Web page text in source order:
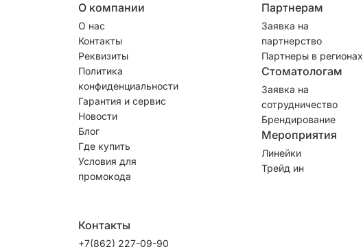
О компании
О нас
Контакты
Реквизиты
Политика
конфиденциальности
Гарантия и сервис
Новости
Блог
Где купить
Условия для
промокода
Партнерам
Заявка на
партнерство
Партнеры в регионах
Стоматологам
Заявка на
сотрудничество
Брендирование
Мероприятия
Линейки
Трейд ин
Контакты
+7(862) 227-09-90